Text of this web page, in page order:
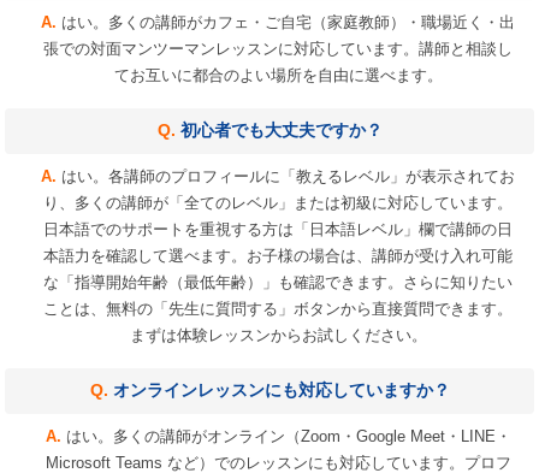
はい。多くの講師がカフェ・ご自宅（家庭教師）・職場近く・出
張での対面マンツーマンレッスンに対応しています。講師と相談し
てお互いに都合のよい場所を自由に選べます。
初心者でも大丈夫ですか？
はい。各講師のプロフィールに「教えるレベル」が表示されてお
り、多くの講師が「全てのレベル」または初級に対応しています。
日本語でのサポートを重視する方は「日本語レベル」欄で講師の日
本語力を確認して選べます。お子様の場合は、講師が受け入れ可能
な「指導開始年齢（最低年齢）」も確認できます。さらに知りたい
ことは、無料の「先生に質問する」ボタンから直接質問できます。
まずは体験レッスンからお試しください。
オンラインレッスンにも対応していますか？
はい。多くの講師がオンライン（Zoom・Google Meet・LINE・
Microsoft Teams など）でのレッスンにも対応しています。プロフ